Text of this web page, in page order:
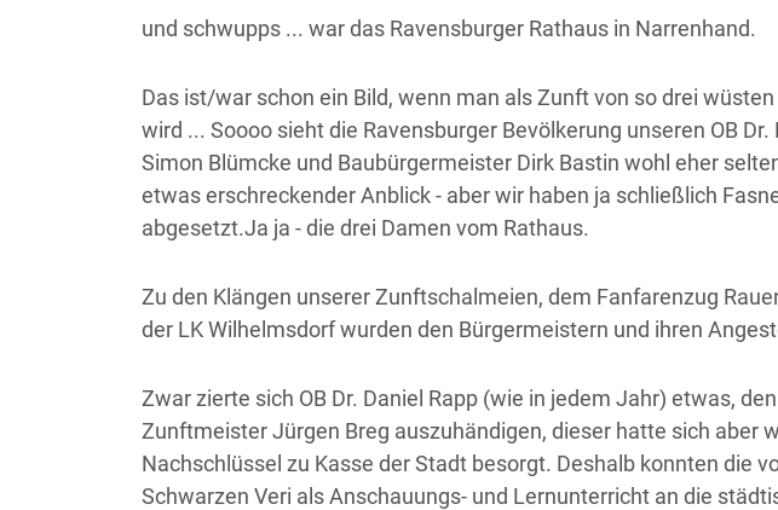
und schwupps ... war das Ravensburger Rathaus in Narrenhand.
Das ist/war schon ein Bild, wenn man als Zunft von so drei
wird ... Soooo sieht die Ravensburger Bevölkerung unseren OB
Simon Blümcke und Baubürgermeister Dirk Bastin wohl eher
etwas erschreckender Anblick - aber wir haben ja schließlich
abgesetzt.Ja ja - die drei Damen vom Rathaus.
Zu den Klängen unserer Zunftschalmeien, dem Fanfarenzug
der LK Wilhelmsdorf wurden den Bürgermeistern und ihren
Zwar zierte sich OB Dr. Daniel Rapp (wie in jedem Jahr) etwas,
Zunftmeister Jürgen Breg auszuhändigen, dieser hatte sich aber
Nachschlüssel zu Kasse der Stadt besorgt. Deshalb konnten die
Schwarzen Veri als Anschauungs- und Lernunterricht an die